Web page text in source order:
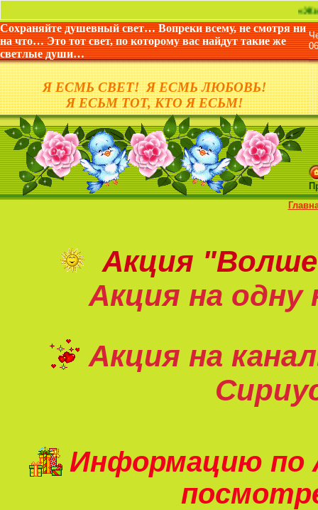
«Жизнь дана
Сохраняйте душевный свет… Вопреки всему, не смотря ни
на что… Это тот свет, по которому вас найдут такие же
светлые души…
Я ЕСМЬ СВЕТ! Я ЕСМЬ ЛЮБОВЬ!
Я ЕСЬМ ТОТ, КТО Я ЕСЬМ!
Акция
Акция на одну
Акция на
Информацию по